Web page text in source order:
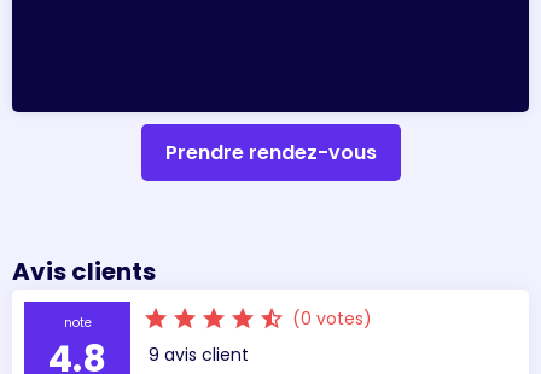
Prendre rendez-vous
Avis clients
note
4.8
star star star star star_half (0 votes)
9 avis client